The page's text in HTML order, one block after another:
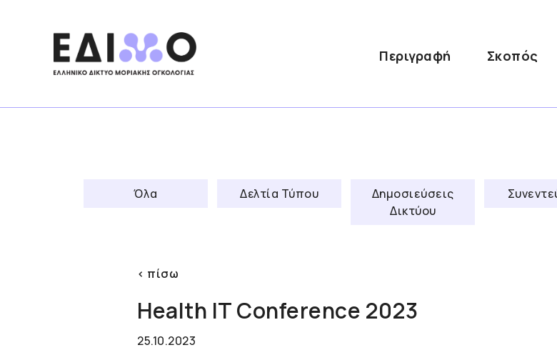
Περιγραφή Σκοπός
Όλα Δελτία Τύπου
Δημοσιεύσεις
Δικτύου
< πίσω
Health IT Conference 2023
25.10.2023